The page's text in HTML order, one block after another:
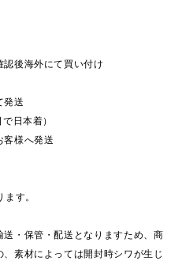
後海外にて買い付け
発送
着）
客様へ発送
す。
・保管・配送となりますため、商
素材によっては開封時シワが生じ